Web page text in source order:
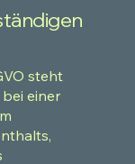
steht
einer